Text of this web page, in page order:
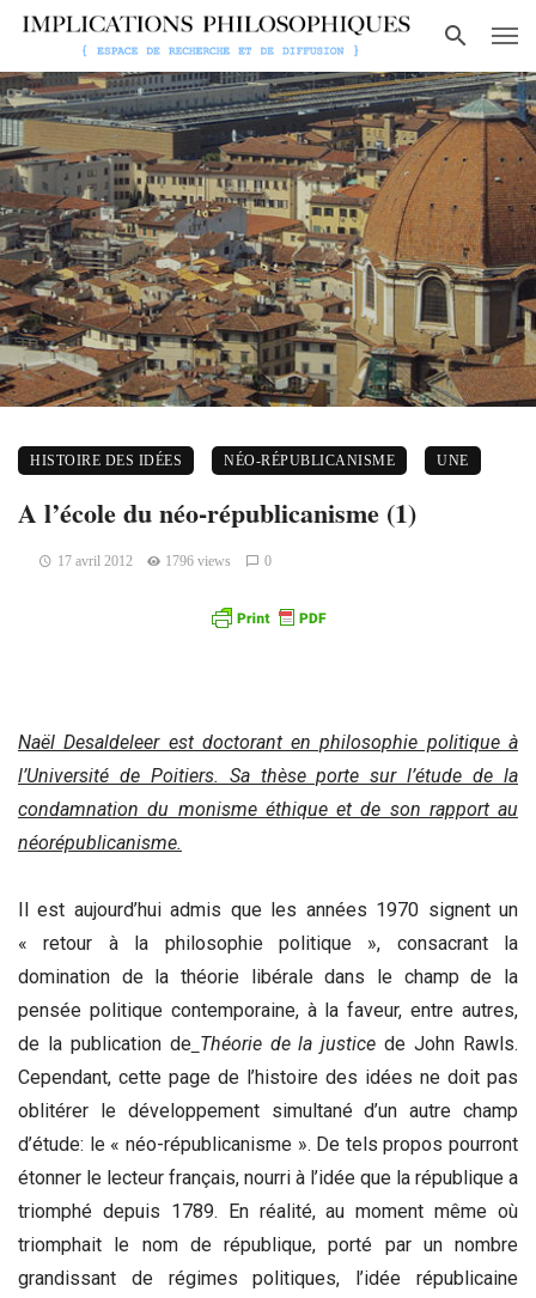
HISTOIRE DES IDÉES NÉO-RÉPUBLICANISME UNE
A l’école du néo-républicanisme (1)
17 avril 2012 1796 views 0
Naël Desaldeleer est doctorant en philosophie politique à
l’Université de Poitiers. Sa thèse porte sur l’étude de la
condamnation du monisme éthique et de son rapport au
néorépublicanisme.
Il est aujourd’hui admis que les années 1970 signent un
« retour à la philosophie politique », consacrant la
domination de la théorie libérale dans le champ de la
pensée politique contemporaine, à la faveur, entre autres,
de la publication de Théorie de la justice de John Rawls.
Cependant, cette page de l’histoire des idées ne doit pas
oblitérer le développement simultané d’un autre champ
d’étude: le « néo-républicanisme ». De tels propos pourront
étonner le lecteur français, nourri à l’idée que la république a
triomphé depuis 1789. En réalité, au moment même où
triomphait le nom de république, porté par un nombre
grandissant de régimes politiques, l’idée républicaine